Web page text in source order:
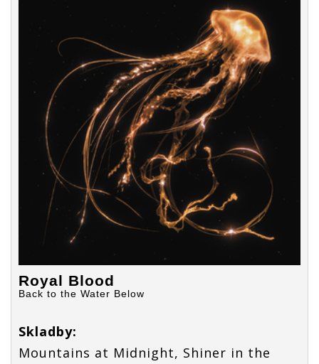
novinka Royal
nahraná bez
pravidel,
předsudků i
producentského
dohledu?
Back to the
novinka Royal
Blood,
nahraná bez
pravidel,
předsudků i
producentského
dohledu?
Back to the
Water Below.
Jak zní
novinka Royal
Blood,
nahraná bez
pravidel,
předsudků i
producentského
Royal Blood
Back to the Water Below
Skladby:
Mountains at Midnight, Shiner in the